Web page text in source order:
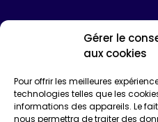
Gérer le
aux cookies
Pour offrir les meilleures
technologies telles que les
informations des appareils. Le
nous permettra de traiter des
Plateforme
Formations
Enquêtes de certification